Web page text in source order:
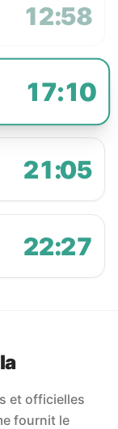
12:58
17:10
21:05
22:27
et officielles
fournit le